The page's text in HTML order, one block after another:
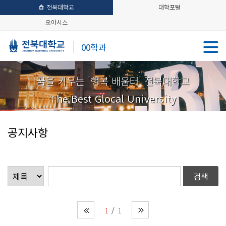
전북대학교
대학포털
오아시스
00학과
꿈을 키우는 '행복 배움터' 전북대학교
The Best Glocal University
공지사항
1 1